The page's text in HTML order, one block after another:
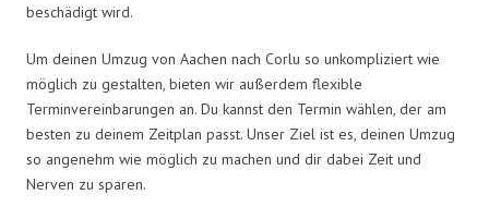
beschädigt wird.
Um deinen Umzug von Aachen nach Corlu so unkompliziert wie
möglich zu gestalten, bieten wir außerdem flexible
Terminvereinbarungen an. Du kannst den Termin wählen, der am
besten zu deinem Zeitplan passt. Unser Ziel ist es, deinen Umzug
so angenehm wie möglich zu machen und dir dabei Zeit und
Nerven zu sparen.